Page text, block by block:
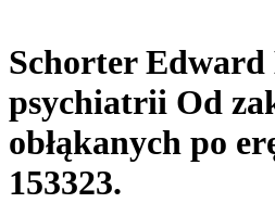
Schorter
psychiatrii Od
obłąkanych po
153323.